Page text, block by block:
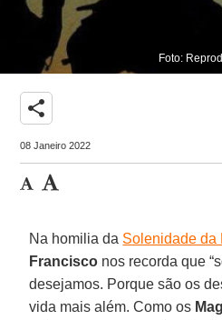
Foto:
share
08 Janeiro 2022
Na homilia da Solenidade da
Francisco nos recorda que
desejamos. Porque são os
vida mais além. Como os